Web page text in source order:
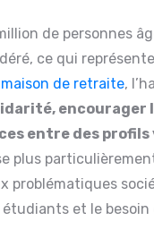
de personnes
ce qui
de retraite,
encourager
entre des
plus
problématiques
et le besoin